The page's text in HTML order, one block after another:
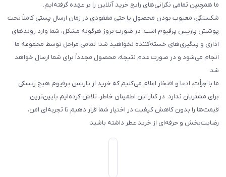
ما همچنین تمامی نگرانی‌های رایج خرید آنلاین را بر عهده گرفته‌ایم.
شکستگی، معیوب بودن محصول یا حتی مفقودی در زمان ارسال پستی کاملاً تحت
پوشش پاریس پرفیوم است. در صورت بروز هرگونه مشکل، شما وارد روندهای
اداری و پیگیری‌های خسته‌کننده نخواهید شد؛ تمامی مراحل توسط مجموعه ما
انجام می‌شود و در صورت عدم نتیجه، محصول مجدداً برای شما ارسال خواهد
شد.
ما با جرأت، ادعا و افتخار اعلام می‌کنیم که خرید از پاریس پرفیوم هیچ ریسکی
برای مشتریان ندارد. در کنار این اطمینان خاطر، تلاش کرده‌ایم پایین‌ترین
قیمت‌ها را بدون کاهش کیفیت در اختیار شما قرار دهیم تا تجربه‌ای امن،
رضایت‌بخش و حرفه‌ای از خرید عطر داشته باشید.